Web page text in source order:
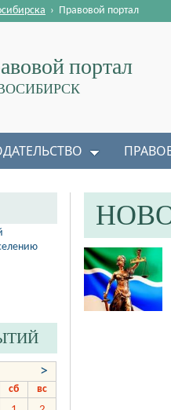
портал
› Правовой портал
>
сб
вс